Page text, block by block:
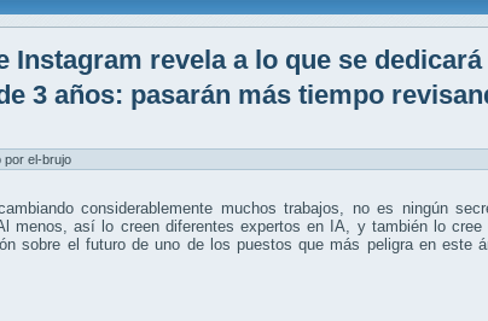
Instagram revela a lo que se
3 años: pasarán más tiempo
por el-brujo
considerablemente muchos trabajos, no es ningún
menos, así lo creen diferentes expertos en IA, y también lo cree
sobre el futuro de uno de los puestos que más peligra en este